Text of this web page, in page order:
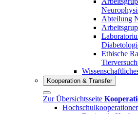
Abteilung
Ethische
Kooperation & Transfer
Zur Übersichtsseite